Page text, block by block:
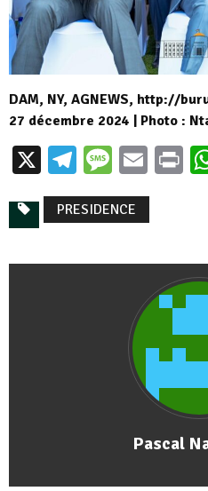
DAM, NY, AGNEWS, http://
27 décembre 2024 | Photo :
X Telegram
PRESIDENCE
Pascal